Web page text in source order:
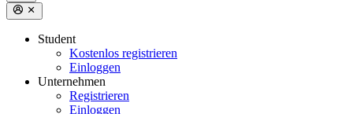
Student
Kostenlos registrieren
Einloggen
Unternehmen
Registrieren
Einloggen